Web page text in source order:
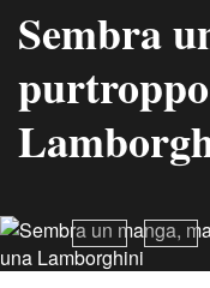
Sembra